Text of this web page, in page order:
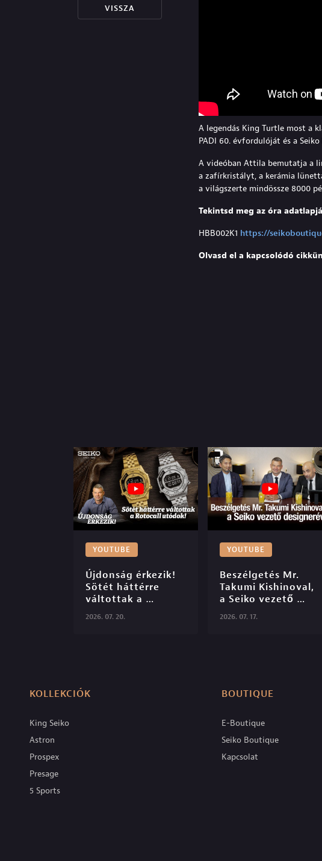
VISSZA
A legendás King Turtle most a
PADI 60. évfordulóját és a
A videóban Attila bemutatja a
a zafírkristályt, a kerámia
a világszerte mindössze 8000
Tekintsd meg az óra
HBB002K1 https://
Olvasd el a kapcsolódó
YOUTUBE
Újdonság érkezik!
Sötét háttérre
váltottak a
Rotocall utódok!
2026. 07. 20.
YOUTUBE
Beszélgetés Mr.
Takumi Kishinoval,
a Seiko vezető
designerével -
2026. 07. 17.
KOLLEKCIÓK
King Seiko
Astron
Prospex
Presage
5 Sports
BOUTIQUE
E-Boutique
Seiko Boutique
Kapcsolat